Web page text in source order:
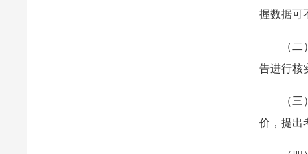
握数据可
（
告进行核
（
价，提出